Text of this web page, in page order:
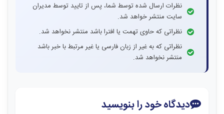
نظرات ارسال شده توسط شما، پس از تایید توسط مدیران
سایت منتشر خواهد شد.
نظراتی که حاوی تهمت یا افترا باشد منتشر نخواهد شد.
نظراتی که به غیر از زبان فارسی یا غیر مرتبط با خبر باشد
منتشر نخواهد شد.
دیدگاه خود را بنویسید